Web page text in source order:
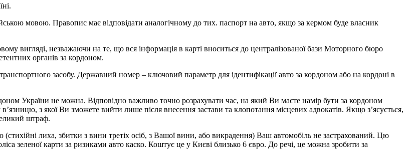
мовою. Правопис має відповідати аналогічному до тих. паспорт на авто, якщо за кермом буде власник
вигляді, незважаючи на те, що вся інформація в карті вноситься до централізованої бази Моторного бюро
органів за кордоном.
засобу. Державний номер – ключовий параметр для ідентифікації авто за кордоном або на кордоні в
України не можна. Відповідно важливо точно розрахувати час, на який Ви маєте намір бути за кордоном
з якої Ви зможете вийти лише після внесення застави та клопотання місцевих адвокатів. Якщо з’ясується,
штраф.
(стихійні лиха, збитки з вини третіх осіб, з Вашої вини, або викрадення) Ваш автомобіль не застрахований. Цю
зеленої карти за ризиками авто каско. Коштує це у Києві близько 6 євро. До речі, це можна зробити за